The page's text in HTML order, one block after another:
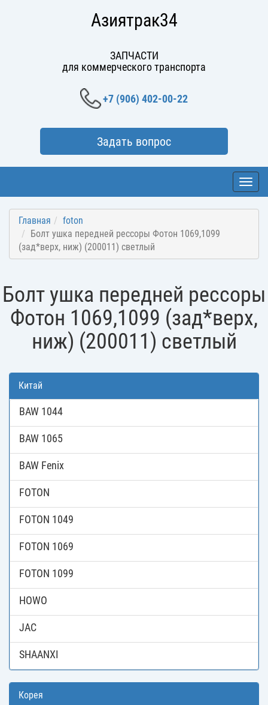
Азиятрак34
ЗАПЧАСТИ
для коммерческого транспорта
+7 (906) 402-00-22
Задать вопрос
Главная
foton
Болт ушка передней рессоры Фотон 1069,1099
(зад*верх, ниж) (200011) светлый
Болт ушка передней рессоры
Фотон 1069,1099 (зад*верх,
ниж) (200011) светлый
Китай
BAW 1044
BAW 1065
BAW Fenix
FOTON
FOTON 1049
FOTON 1069
FOTON 1099
HOWO
JAC
SHAANXI
Корея